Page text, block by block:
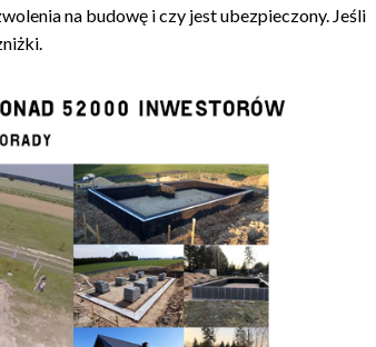
na budowę i czy jest ubezpieczony. Jeśli